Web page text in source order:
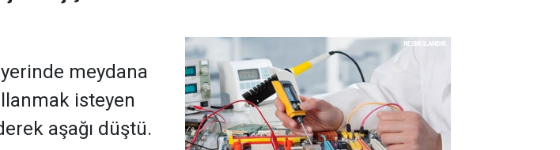
meydana
isteyen
aşağı düştü.